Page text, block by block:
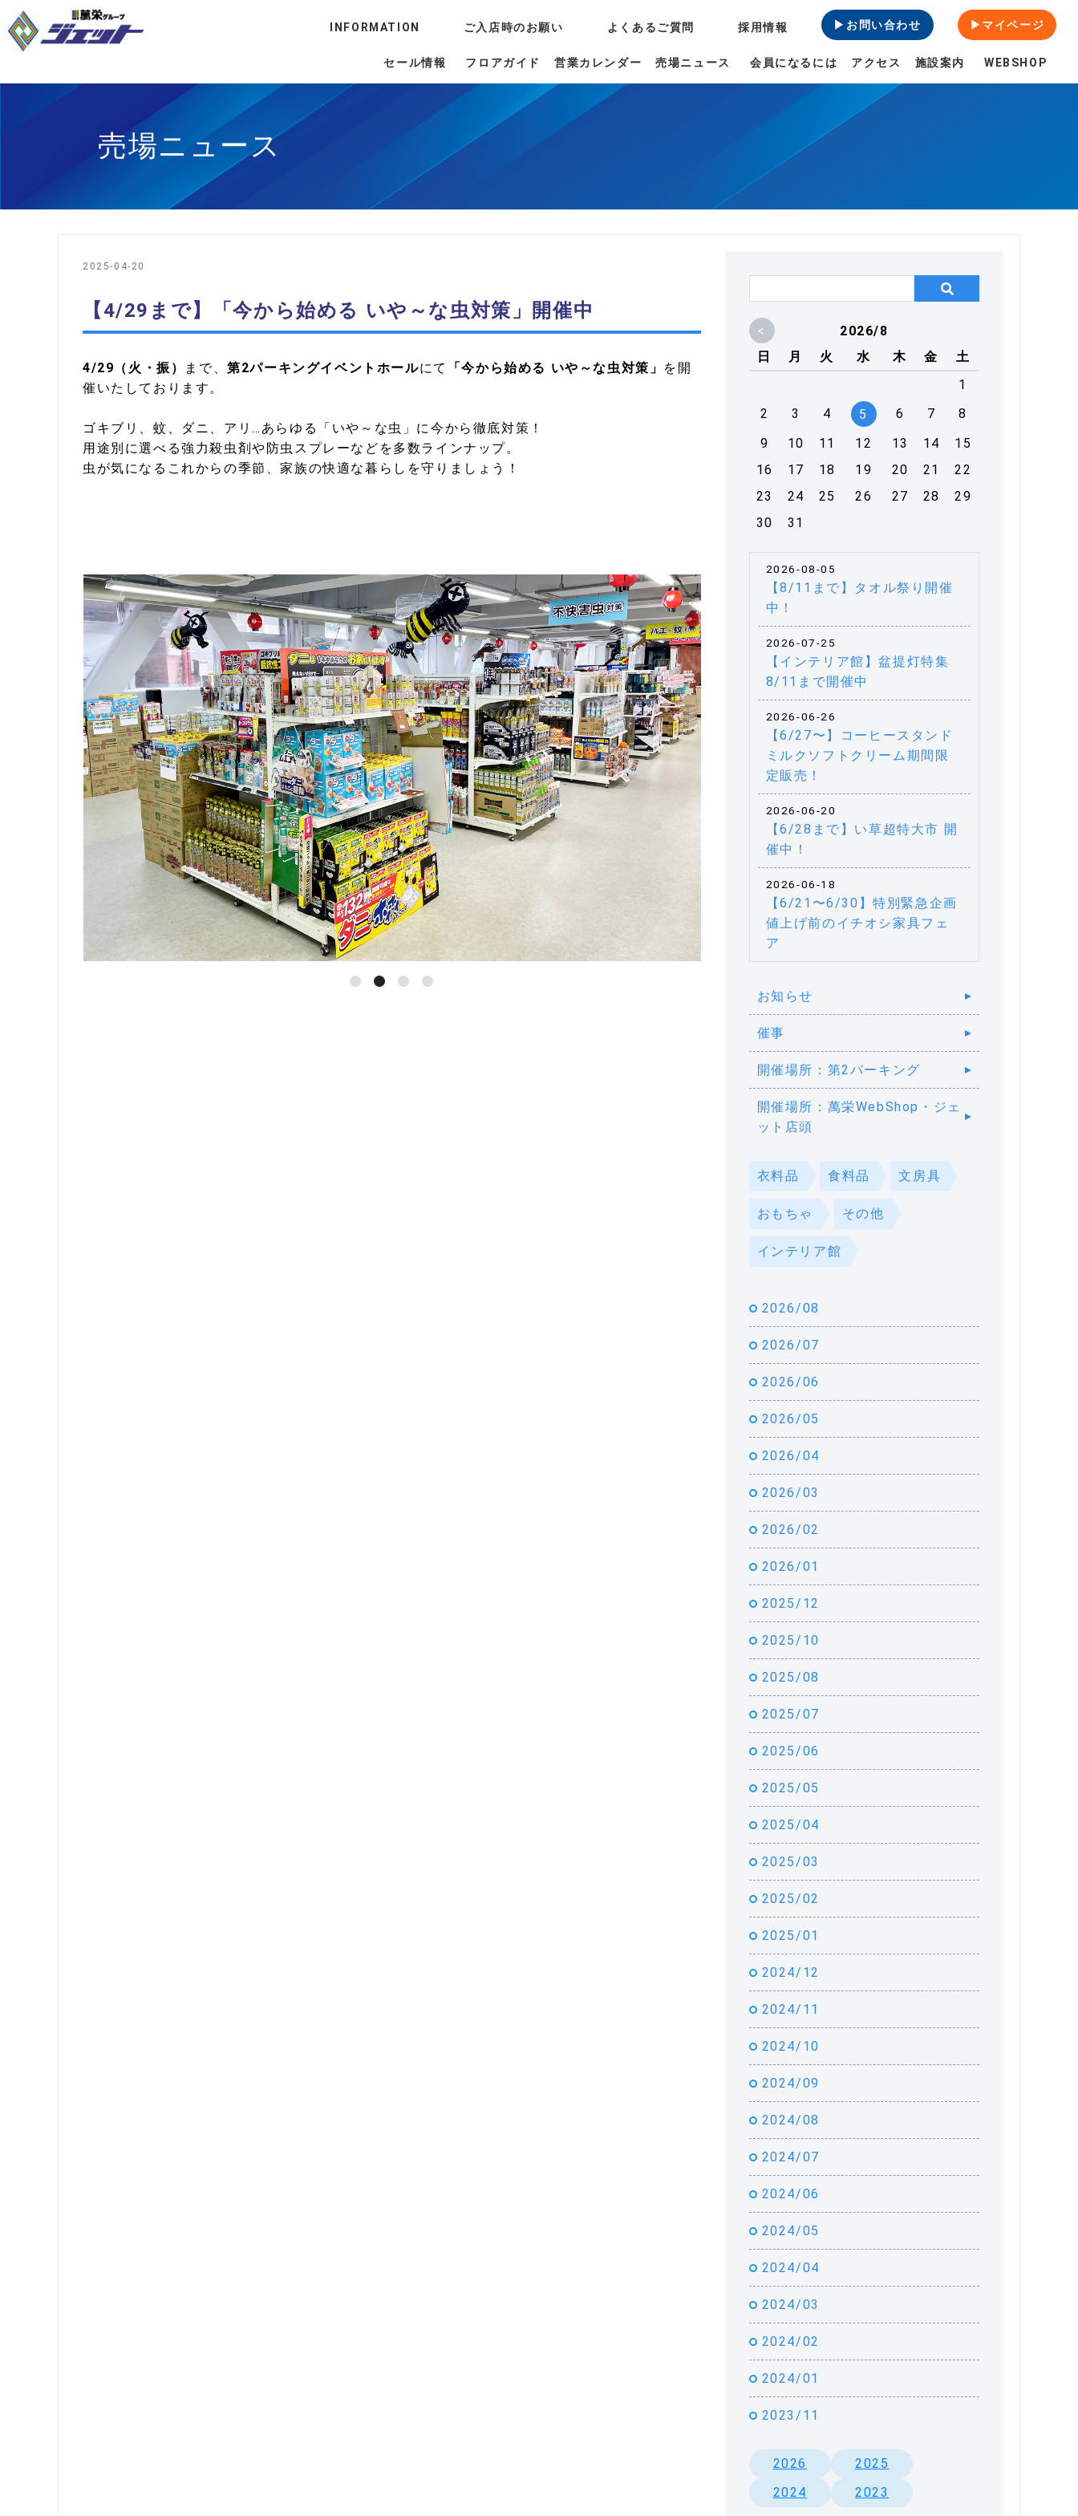
セール情報 フロアガイド 営業カレンダー 売場ニュース 会員になるには アクセス 施設案内 WEBSHOP
INFORMATION ご入店時のお願い よくあるご質問 採用情報 ▶お問い合わせ ▶マイページ
売場ニュース
2025-04-20
【4/29まで】「今から始める いや～な虫対策」開催中
4/29（火・振） まで、第2パーキングイベントホールにて 「今から始める いや～な虫対策」 を開
催いたしております。
ゴキブリ、蚊、ダニ、アリ…あらゆる「いや～な虫」に今から徹底対策！
用途別に選べる強力殺虫剤や防虫スプレーなどを多数ラインナップ。
虫が気になるこれからの季節、家族の快適な暮らしを守りましょう！
<
2026/8
日
月 火 水 木 金
土
1
2
3 4 5 6 7
8
9
10 11 12 13 14
15
16
17 18 19 20 21
22
23
24 25 26 27 28
29
30
31
2026-08-05
【8/11まで】タオル祭り開催
中！
2026-07-25
【インテリア館】盆提灯特集
8/11まで開催中
2026-06-26
【6/27〜】コーヒースタンド
ミルクソフトクリーム期間限
定販売！
2026-06-20
【6/28まで】い草超特大市 開
催中！
2026-06-18
【6/21〜6/30】特別緊急企画
値上げ前のイチオシ家具フェ
ア
お知らせ
催事
開催場所：第2パーキング
開催場所：萬栄WebShop・ジェ
ット店頭
衣料品 食料品 文房具
おもちゃ その他
インテリア館
2026/08
2026/07
2026/06
2026/05
2026/04
2026/03
2026/02
2026/01
2025/12
2025/10
2025/08
2025/07
2025/06
2025/05
2025/04
2025/03
2025/02
2025/01
2024/12
2024/11
2024/10
2024/09
2024/08
2024/07
2024/06
2024/05
2024/04
2024/03
2024/02
2024/01
2023/11
2026
2025
2024
2023